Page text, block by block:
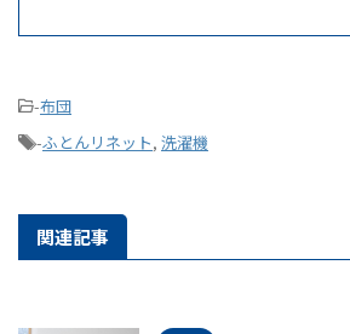
-布団
-ふとんリネット, 洗濯機
関連記事